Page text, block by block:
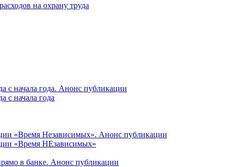
на охрану труда
с начала года. Анонс публикации
с начала года
«Время Независимых». Анонс публикации
«Время НЕзависимых»
в банке. Анонс публикации